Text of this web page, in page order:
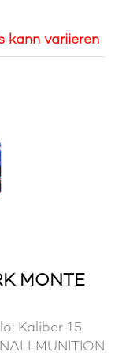
kann variieren
MONTE
Kaliber 15